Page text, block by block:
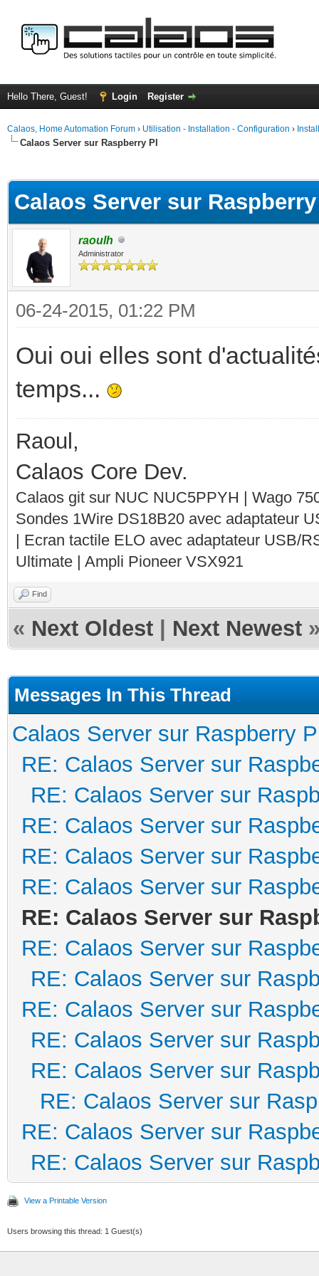
Hello There, Guest! Login Register
Calaos, Home Automation Forum › Utilisation - Installation - Configuration ›
Calaos Server sur Raspberry PI
Calaos Server sur
raoulh
Administrator
06-24-2015, 01:22 PM
Oui oui elles sont
temps...
Raoul,
Calaos Core Dev.
Calaos git sur NUC NUC5PPYH | Wago
Sondes 1Wire DS18B20 avec adaptateur
| Ecran tactile ELO avec adaptateur USB/
Ultimate | Ampli Pioneer VSX921
Find
« Next Oldest Next Newest
Messages In This Thread
Calaos Server sur Raspberry
RE: Calaos Server sur
RE: Calaos Server sur
RE: Calaos Server sur
RE: Calaos Server sur
RE: Calaos Server sur
RE: Calaos Server sur
RE: Calaos Server sur
RE: Calaos Server sur
RE: Calaos Server sur
RE: Calaos Server sur
RE: Calaos Server sur
RE: Calaos Server sur
RE: Calaos Server sur
RE: Calaos Server sur
View a Printable Version
Users browsing this thread: 1 Guest(s)